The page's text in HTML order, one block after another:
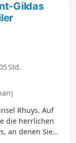
Gildas
Std.
Rhuys. Auf
die herrlichen
an denen Sie